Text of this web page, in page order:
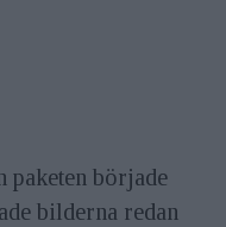
paketen började
bilderna redan